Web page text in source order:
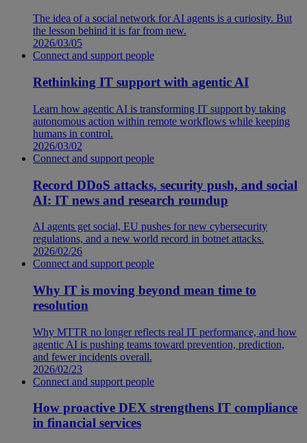
The idea of a social network for AI agents is a curiosity. But
the lesson behind it is far from new.
2026/03/05
Connect and support people
Rethinking IT support with agentic AI
Learn how agentic AI is transforming IT support by taking
autonomous action within remote workflows while keeping
humans in control.
2026/03/02
Connect and support people
Record DDoS attacks, security push, and social
AI: IT news and research roundup
AI agents get social, EU pushes for new cybersecurity
regulations, and a new world record in botnet attacks.
2026/02/26
Connect and support people
Why IT is moving beyond mean time to
resolution
Why MTTR no longer reflects real IT performance, and how
agentic AI is pushing teams toward prevention, prediction,
and fewer incidents overall.
2026/02/23
Connect and support people
How proactive DEX strengthens IT compliance
in financial services